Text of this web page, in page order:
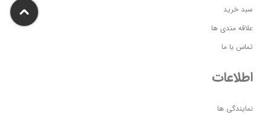
سبد خرید
علاقه مندی ها
تماس با ما
اطلاعات
نمایندگی ها